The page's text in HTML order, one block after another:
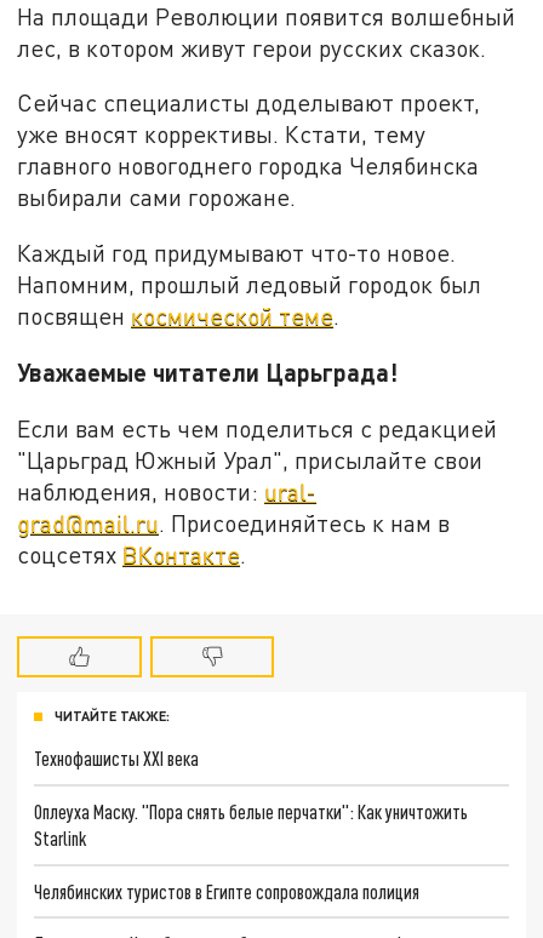
На площади Революции появится волшебный
лес, в котором живут герои русских сказок.
Сейчас специалисты доделывают проект,
уже вносят коррективы. Кстати, тему
главного новогоднего городка Челябинска
выбирали сами горожане.
Каждый год придумывают что-то новое.
Напомним, прошлый ледовый городок был
посвящен космической теме.
Уважаемые читатели Царьграда!
Если вам есть чем поделиться с редакцией
"Царьград Южный Урал", присылайте свои
наблюдения, новости: ural-
grad@mail.ru . Присоединяйтесь к нам в
соцсетях ВКонтакте
ЧИТАЙТЕ ТАКЖЕ:
Технофашисты XXI века
Оплеуха Маску. "Пора снять белые перчатки": Как уничтожить
Starlink
Челябинских туристов в Египте сопровождала полиция